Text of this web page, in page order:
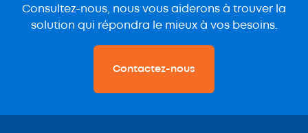
Consultez-nous, nous vous aiderons à trouver la
solution qui répondra le mieux à vos besoins.
Contactez-nous